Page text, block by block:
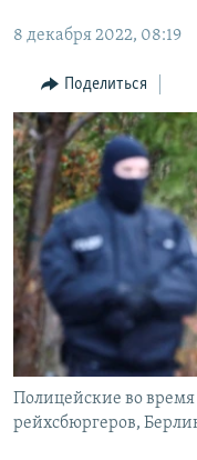
Вернутся
поиску
КЫРГЫЗЧА
ЎЗБЕКЧА
ТОҶИКӢ
TÜRKMENÇE
ПОДПИШИТЕСЬ НА НАС В
Все сайты РСЕ/РС
8 декабря 2022, 08:19
Поделиться
Полицейские во
рейхсбюргеров,